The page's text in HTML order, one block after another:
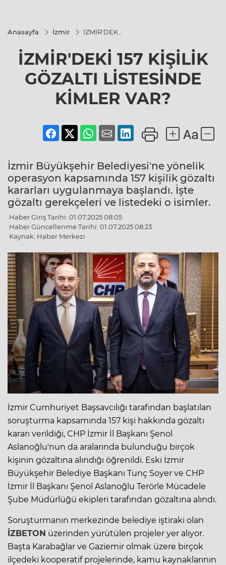
Anasayfa İzmir
İZMİR'DEKİ
GÖZALTI
LİSTESİNDE
KİMLER
VAR?
İZMİR'DEKİ 157 KİŞİLİK
GÖZALTI LİSTESİNDE
KİMLER VAR?
İzmir Büyükşehir Belediyesi'ne yönelik
operasyon kapsamında 157 kişilik gözaltı
kararları uygulanmaya başlandı. İşte
gözaltı gerekçeleri ve listedeki o isimler.
Haber Giriş Tarihi: 01.07.2025 08:05
Haber Güncellenme Tarihi: 01.07.2025 08:23
Kaynak: Haber Merkezi
İzmir Cumhuriyet Başsavcılığı tarafından başlatılan
soruşturma kapsamında 157 kişi hakkında gözaltı
kararı verildiği, CHP İzmir İl Başkanı Şenol
Aslanoğlu'nun da aralarında bulunduğu birçok
kişinin gözaltına alındığı öğrenildi. Eski İzmir
Büyükşehir Belediye Başkanı Tunç Soyer ve CHP
İzmir İl Başkanı Şenol Aslanoğlu Terörle Mücadele
Şube Müdürlüğü ekipleri tarafından gözaltına alındı.
Soruşturmanın merkezinde belediye iştiraki olan
İZBETON üzerinden yürütülen projeler yer alıyor.
Başta Karabağlar ve Gaziemir olmak üzere birçok
ilçedeki kooperatif projelerinde, kamu kaynaklarının